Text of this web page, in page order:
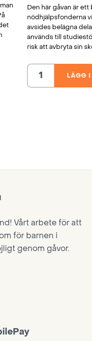
Den här gåvan är
nödhjälpsfonderna
avsides belägna
används till
risk att avbryta sin
LÄGG I
Vårt arbete för att
för barnen i
genom gåvor.